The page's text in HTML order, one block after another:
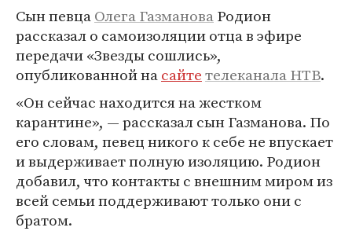
Сын певцаОлега ГазмановаРодион
рассказал о самоизоляции отца в эфире
передачи «Звезды сошлись»,
опубликованной насайтетелеканала НТВ.
«Он сейчас находится на жестком
карантине», — рассказал сын Газманова. По
его словам, певец никого к себе не впускает
и выдерживает полную изоляцию. Родион
добавил, что контакты с внешним миром из
всей семьи поддерживают только они с
братом.